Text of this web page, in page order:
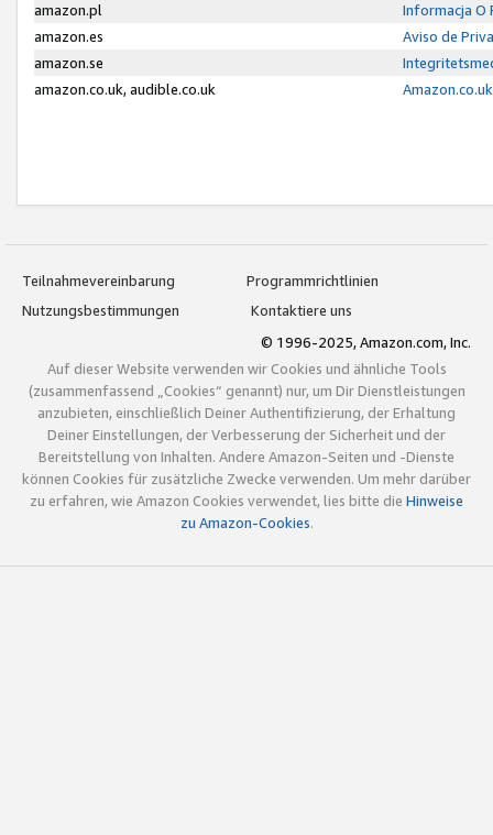
amazon.pl
Informacja O
amazon.es
Aviso de
amazon.se
amazon.co.uk, audible.co.uk
Teilnahmevereinbarung
Programmrichtlinien
Nutzungsbestimmungen
Kontaktiere uns
© 1996-2025, Amazon.com, Inc.
Auf dieser Website verwenden wir Cookies und ähnliche Tools
(zusammenfassend „Cookies“ genannt) nur, um Dir Dienstleistungen
anzubieten, einschließlich Deiner Authentifizierung, der Erhaltung
Deiner Einstellungen, der Verbesserung der Sicherheit und der
Bereitstellung von Inhalten. Andere Amazon-Seiten und -Dienste
können Cookies für zusätzliche Zwecke verwenden. Um mehr darüber
zu erfahren, wie Amazon Cookies verwendet, lies bitte die Hinweise
zu Amazon-Cookies.